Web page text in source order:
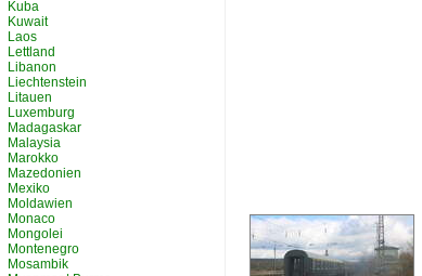
Kuba
Kuwait
Laos
Lettland
Libanon
Liechtenstein
Litauen
Luxemburg
Madagaskar
Malaysia
Marokko
Mazedonien
Mexiko
Moldawien
Monaco
Mongolei
Montenegro
Mosambik